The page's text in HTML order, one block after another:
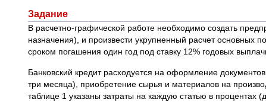
Задание
В расчетно-графической работе необходимо создать
назначения), и произвести укрупненный расчет основных
сроком погашения один год под ставку 12% годовых
Банковский кредит расходуется на оформление
три месяца), приобретение сырья и материалов на
таблице 1 указаны затраты на каждую статью в процентах